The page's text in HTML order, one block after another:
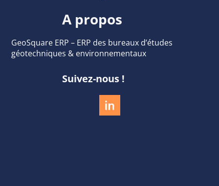
A propos
GeoSquare ERP – ERP des bureaux d’études
géotechniques & environnementaux
Suivez-nous !